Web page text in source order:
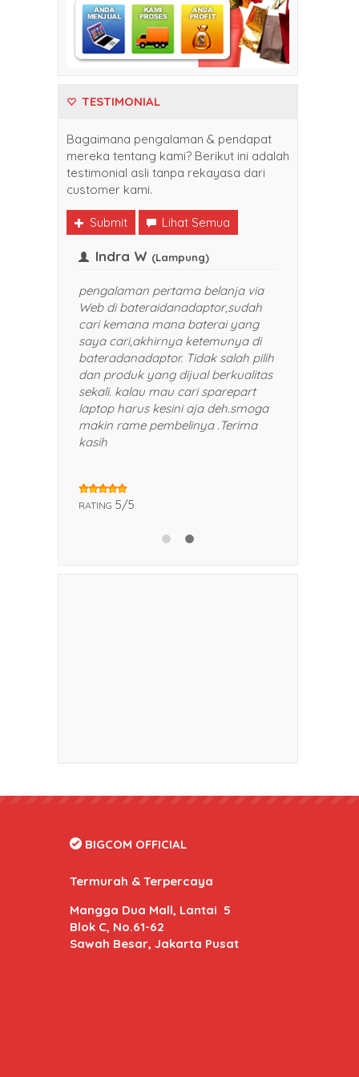
TESTIMONIAL
Bagaimana pengalaman & pendapat
mereka tentang kami? Berikut ini adalah
testimonial asli tanpa rekayasa dari
customer kami.
Submit Lihat Semua
(Balikpapan)
Senang sekali belanja di
bateraidanadaptor. Harganya
bersaing dan pelayanan yang
diberikan TOP banget. Sukses selalu
dan akan saya rekomendasikan
kepada teman dan kerabat saya.
pengalaman pertama
Web di
cari kemana mana
saya cari,akhirnya
bateradanadaptor.
dan produk yang dijual
sekali. kalau mau cari
laptop harus kesini aja
makin rame
BIGCOM OFFICIAL
Termurah & Terpercaya
Blok C, No.61-62